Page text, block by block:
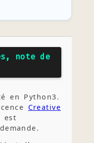
note de
en Python3.
Creative
est